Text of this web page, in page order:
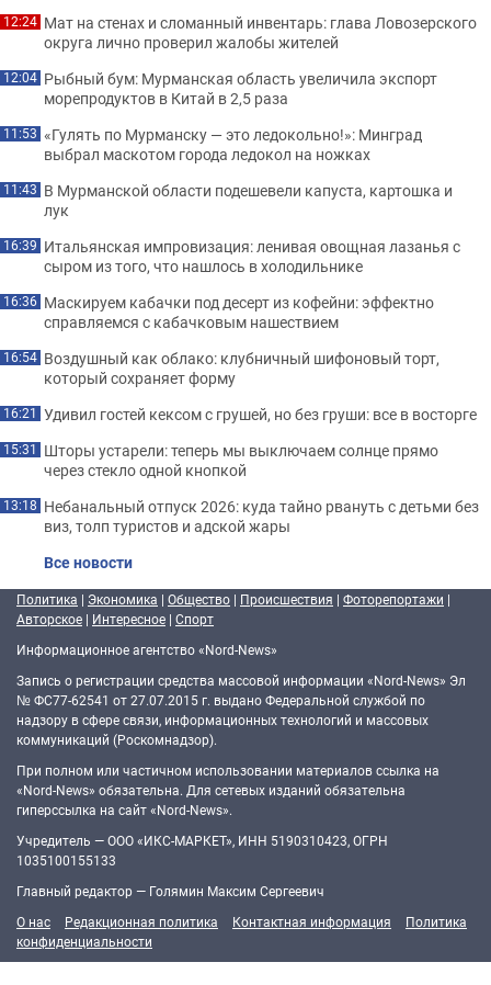
12:24 Мат на стенах и сломанный инвентарь: глава Ловозерского
округа лично проверил жалобы жителей
12:04 Рыбный бум: Мурманская область увеличила экспорт
морепродуктов в Китай в 2,5 раза
11:53 «Гулять по Мурманску — это ледокольно!»: Минград
выбрал маскотом города ледокол на ножках
11:43 В Мурманской области подешевели капуста, картошка и
лук
16:39 Итальянская импровизация: ленивая овощная лазанья с
сыром из того, что нашлось в холодильнике
16:36 Маскируем кабачки под десерт из кофейни: эффектно
справляемся с кабачковым нашествием
16:54 Воздушный как облако: клубничный шифоновый торт,
который сохраняет форму
16:21 Удивил гостей кексом с грушей, но без груши: все в восторге
15:31 Шторы устарели: теперь мы выключаем солнце прямо
через стекло одной кнопкой
13:18 Небанальный отпуск 2026: куда тайно рвануть с детьми без
виз, толп туристов и адской жары
Все новости
Политика | Экономика | Общество | Происшествия | Фоторепортажи |
Авторское | Интересное | Спорт
Информационное агентство «Nord-News»
Запись о регистрации средства массовой информации «Nord-News» Эл
№ ФС77-62541 от 27.07.2015 г. выдано Федеральной службой по
надзору в сфере связи, информационных технологий и массовых
коммуникаций (Роскомнадзор).
При полном или частичном использовании материалов ссылка на
«Nord-News» обязательна. Для сетевых изданий обязательна
гиперссылка на сайт «Nord-News».
Учредитель — ООО «ИКС-МАРКЕТ», ИНН 5190310423, ОГРН
1035100155133
Главный редактор — Голямин Максим Сергеевич
О нас
Редакционная политика Контактная информация
Политика
конфиденциальности